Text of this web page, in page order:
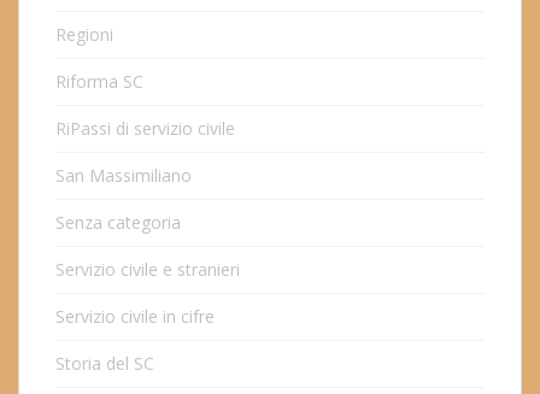
Regioni
Riforma SC
RiPassi di servizio civile
San Massimiliano
Senza categoria
Servizio civile e stranieri
Servizio civile in cifre
Storia del SC